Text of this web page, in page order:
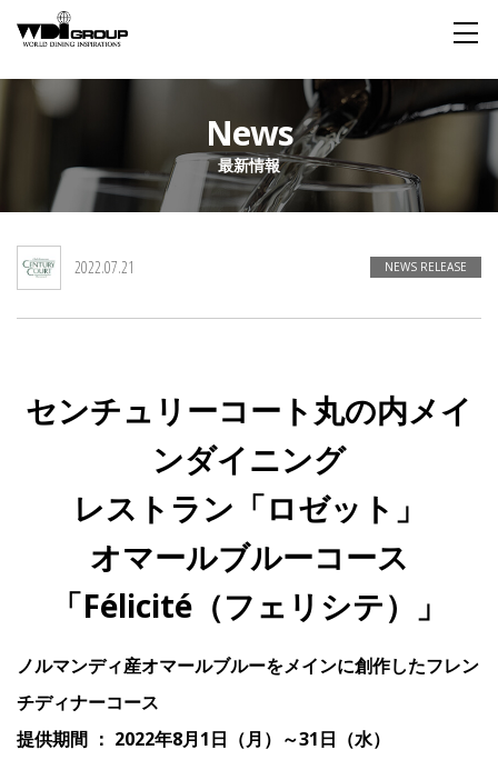
About WDI
WDI STANDARD
私たちが大切にするもの 舞台は世界
Social Responsibility Sustainability
Restaurant
Wedding
IR
よくあるご質問 IRお問い合わせ 免責事項
News
最新情報
2022.07.21 NEWS RELEASE
センチュリーコート丸の内メイ
ンダイニング
レストラン「ロゼット」
オマールブルーコース
「Félicité（フェリシテ）」
ノルマンディ産オマールブルーをメインに創作したフレン
チディナーコース
提供期間 ： 2022年8月1日（月）～31日（水）